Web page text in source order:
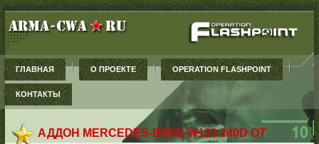
ГЛАВНАЯ О ПРОЕКТЕ OPERATION FLASHPOINT
КОНТАКТЫ
АДДОН MERCEDES-BENZ W123 240D ОТ